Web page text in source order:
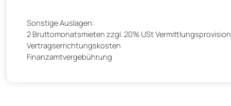
Sonstige Auslagen:
2 Bruttomonatsmieten zzgl. 20% USt Vermittlungsprovision
Vertragserrichtungskosten
Finanzamtvergebührung